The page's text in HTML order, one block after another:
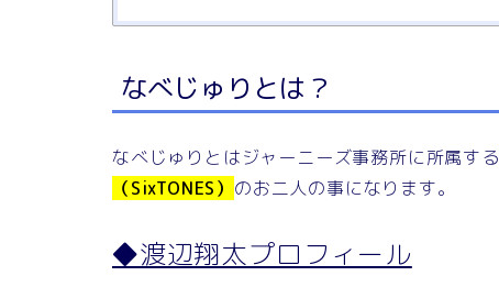
なべじゅりとは？
なべじゅりとはジャーニーズ事務所に所属する
（SixTONES） のお二人の事になります。
◆渡辺翔太プロフィール